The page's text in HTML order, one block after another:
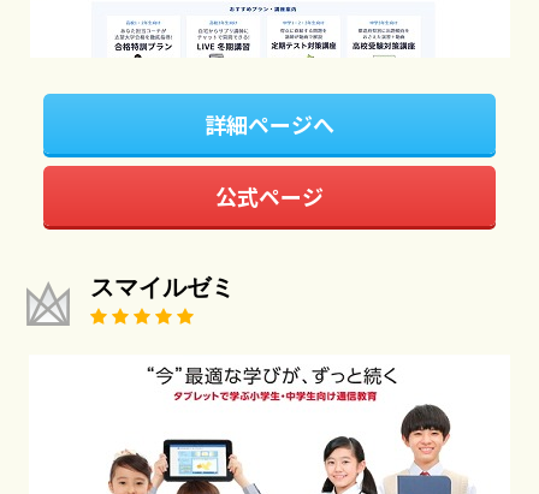
詳細ページへ
公式ページ
スマイルゼミ